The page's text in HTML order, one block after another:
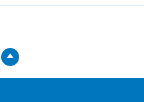
zum